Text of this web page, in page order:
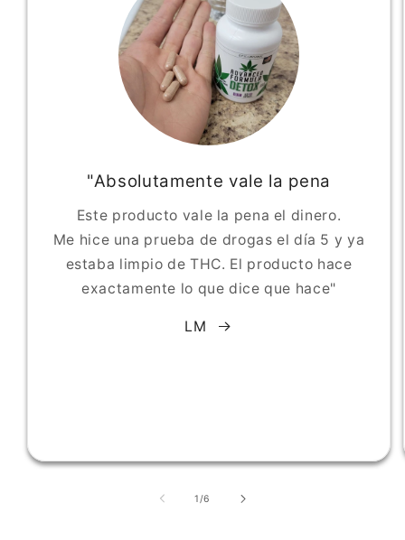
"Absolutamente vale la pena
Este producto vale la pena el dinero.
Me hice una prueba de drogas el día 5 y ya
estaba limpio de THC. El producto hace
exactamente lo que dice que hace"
LM
1 /de
6